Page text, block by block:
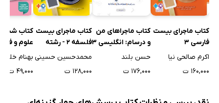
کتاب ماجرای بیست
فارسی 3
اکرم صالحی نیا
۱۶۰,۰۰۰ ت
کتاب ماجراهای من
و درسام: انگلیسی 3
- پایه دوازدهم
حسن بلند
۱۷۶,۰۰۰ ت
کتاب ماجرای بیست
فلسفه 2 - رشته
انسانی
محمدحسین حسینی
۱۲۸,۰۰۰ ت
کتاب شب
- دوازدهم
بهنام
۴۹,۰۰۰ ت